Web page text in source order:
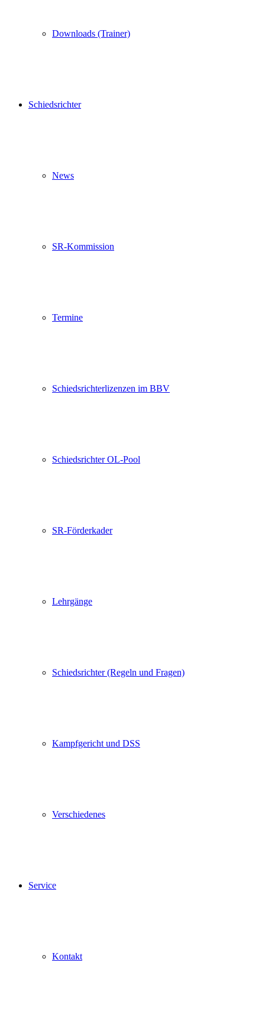
Downloads (Trainer)
Schiedsrichter
News
SR-Kommission
Termine
Schiedsrichterlizenzen im BBV
Schiedsrichter OL-Pool
SR-Förderkader
Lehrgänge
Schiedsrichter (Regeln und Fragen)
Kampfgericht und DSS
Verschiedenes
Service
Kontakt